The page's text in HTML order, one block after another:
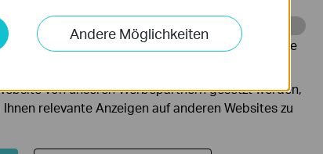
> Saugroboter
> Zubehör für Saugroboter
Omada > WiFi > Ceiling Mount
Andere Möglichkeiten
auf unserer Website zu analysieren, um die
und anzupassen.
von unseren Werbepartnern gesetzt werden,
relevante Anzeigen auf anderen Websites zu